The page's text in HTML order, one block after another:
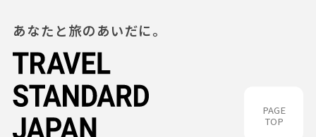
PAGE
TOP
あなたと旅のあいだに。